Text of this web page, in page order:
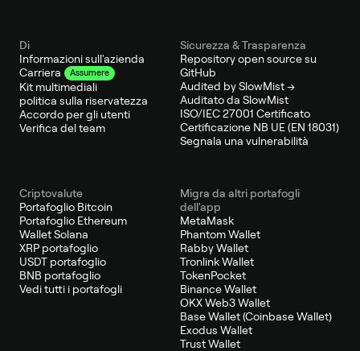
Di
Informazioni sull'azienda
Carriera
Assumere
Kit multimediali
politica sulla riservatezza
Accordo per gli utenti
Verifica del team
Sicurezza & Trasparenza
Repository open source su
GitHub
Audited by SlowMist →
Auditato da SlowMist
ISO/IEC 27001 Certificato
Certificazione NB UE (EN 18031)
Segnala una vulnerabilità
Criptovalute
Portafoglio Bitcoin
Portafoglio Ethereum
Wallet Solana
XRP portafoglio
USDT portafoglio
BNB portafoglio
Vedi tutti i portafogli
Migra da altri portafogli
dell'app
MetaMask
Phantom Wallet
Rabby Wallet
Tronlink Wallet
TokenPocket
Binance Wallet
OKX Web3 Wallet
Base Wallet (Coinbase Wallet)
Exodus Wallet
Trust Wallet